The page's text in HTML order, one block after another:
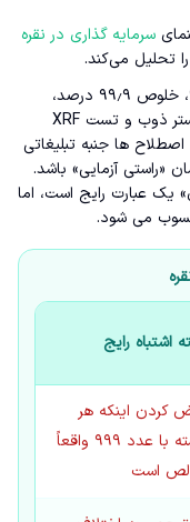
سرمایه گذاری در نقره
تحلیل می‌کند.
در بازار معمولاً با اصطلاح هایی مثل عیار ۹۹۹، خلوص ۹۹٫۹ درصد،
ساچمه وارداتی، ساچمه خام، دانه بندی، خاکستر ذوب و تست XRF
ها جنبه تبلیغاتی
«راستی آزمایی» باشد.
۹۹۹ برای طلاسازی» یک عبارت رایج است، اما
می شود.
اشتباه رایج
کردن اینکه هر
بسته با عدد ۹۹۹ واقعاً
است